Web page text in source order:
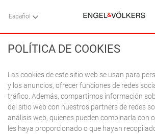
Español
Español
INICIO
VILLAS
VOLVER
VOLVER
VOLVER
SERVICIOS
CONTACTO
POLÍTICA DE COOKIES
Las cookies de este sitio web se usan para
y los anuncios, ofrecer funciones de redes
tráfico. Además, compartimos información
del sitio web con nuestros partners de redes
análisis web, quienes pueden combinarla con
les haya proporcionado o que hayan